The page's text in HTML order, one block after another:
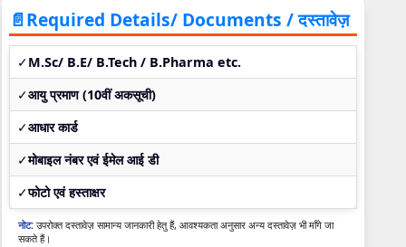
📄Required Details/ Documents / दस्तावेज़
✓M.Sc/ B.E/ B.Tech / B.Pharma etc.
✓आयु प्रमाण (10वीं अकसूची)
✓आधार कार्ड
✓मोबाइल नंबर एवं ईमेल आई डी
✓फोटो एवं हस्ताक्षर
नोट:उपरोक्त दस्तावेज़ सामान्य जानकारी हेतु हैं, आवश्यकता अनुसार अन्य दस्तावेज़ भी माँगे जा
सकते हैं।